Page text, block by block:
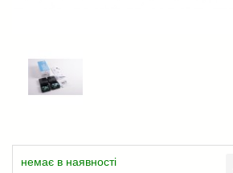
немає в наявності